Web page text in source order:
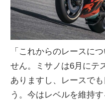
「これからのレースに
せん。ミサノは6月にテ
ありますし、レースで
う。今はレベルを維持